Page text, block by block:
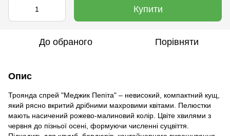
Купити
До обраного Порівняти
Опис
Троянда спрей "Меджик Пепіта" – невисокий, компактний кущ,
який рясно вкритий дрібними махровими квітами. Пелюстки
мають насичений рожево-малиновий колір. Цвіте хвилями з
червня до пізньої осені, формуючи численні суцвіття.